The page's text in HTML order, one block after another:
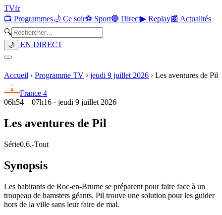
TVfr
📺 Programmes🌙 Ce soir⚽ Sport🔴 Direct▶ Replay📰 Actualités
🔍
🌙 EN DIRECT
Accueil › Programme TV › jeudi 9 juillet 2026 › Les aventures de Pil
France 4
06h54 – 07h16 · jeudi 9 juillet 2026
Les aventures de Pil
Série0.6.-Tout
Synopsis
Les habitants de Roc-en-Brume se préparent pour faire face à un
troupeau de hamsters géants. Pil trouve une solution pour les guider
hors de la ville sans leur faire de mal.